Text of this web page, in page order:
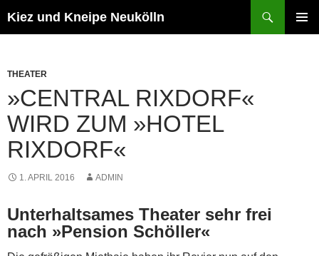
Inhalt
Kiez und Kneipe Neukölln
THEATER
»CENTRAL RIXDORF«
WIRD ZUM »HOTEL
RIXDORF«
1. APRIL 2016 ADMIN
Unterhaltsames Theater sehr frei
nach »Pension Schöller«